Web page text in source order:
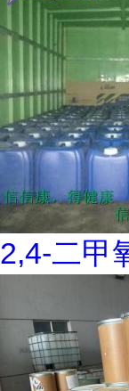
2,4-二甲